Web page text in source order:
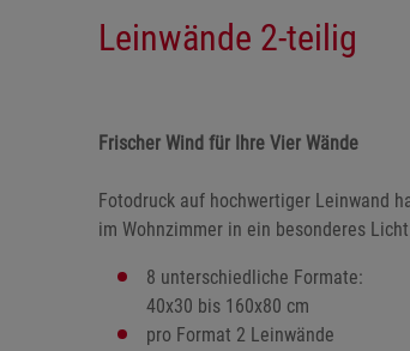
Leinwände 2-teilig
Frischer Wind für Ihre Vier Wände
Fotodruck auf hochwertiger Leinwand
im Wohnzimmer in ein besonderes
8 unterschiedliche Formate:
40x30 bis 160x80 cm
pro Format 2 Leinwände